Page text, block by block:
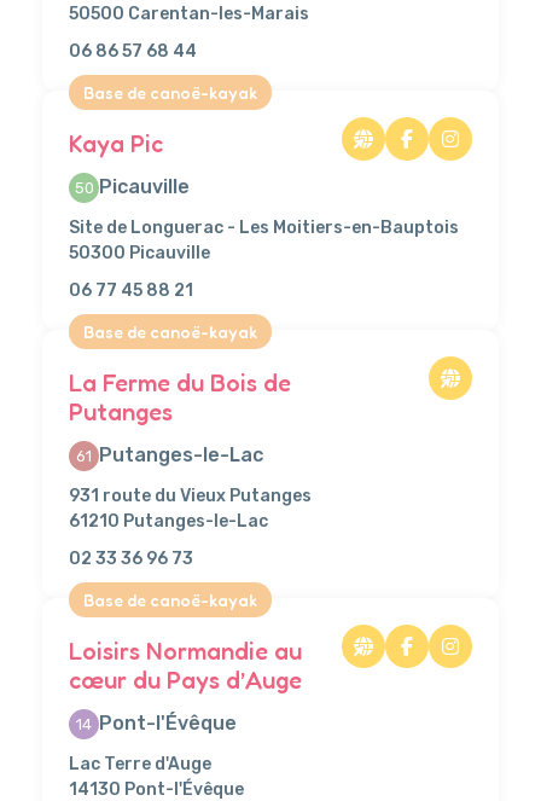
50500 Carentan-les-Marais
06 86 57 68 44
Base de canoë-kayak
Kaya Pic
50 Picauville
Site de Longuerac - Les Moitiers-en-Bauptois
50300 Picauville
06 77 45 88 21
Base de canoë-kayak
La Ferme du Bois de
Putanges
61 Putanges-le-Lac
931 route du Vieux Putanges
61210 Putanges-le-Lac
02 33 36 96 73
Base de canoë-kayak
Loisirs Normandie au
cœur du Pays d’Auge
14 Pont-l'Évêque
Lac Terre d'Auge
14130 Pont-l'Évêque